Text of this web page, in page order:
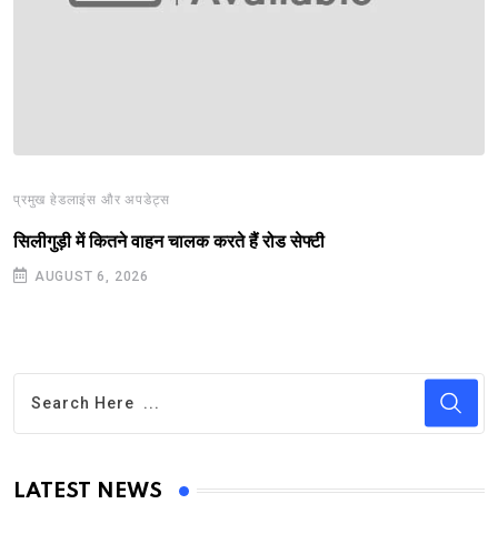
प्रमुख हेडलाइंस और अपडेट्स
सिलीगुड़ी में कितने वाहन चालक करते हैं रोड सेफ्टी
AUGUST 6, 2026
LATEST NEWS